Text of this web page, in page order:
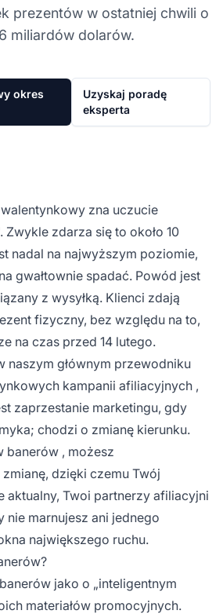
prezentów w ostatniej chwili o
miliardów dolarów.
okres
Uzyskaj poradę
eksperta
zna uczucie
Zwykle zdarza się to około 10
nadal na najwyższym poziomie,
gwałtownie spadać. Powód jest
z wysyłką. Klienci zdają
fizyczny, bez względu na to,
na czas przed 14 lutego.
naszym głównym przewodniku
kampanii afiliacyjnych ,
zaprzestanie marketingu, gdy
chodzi o zmianę kierunku.
banerów , możesz
dzięki czemu Twój
aktualny, Twoi partnerzy afiliacyjni
nie marnujesz ani jednego
największego ruchu.
jako o „inteligentnym
materiałów promocyjnych.